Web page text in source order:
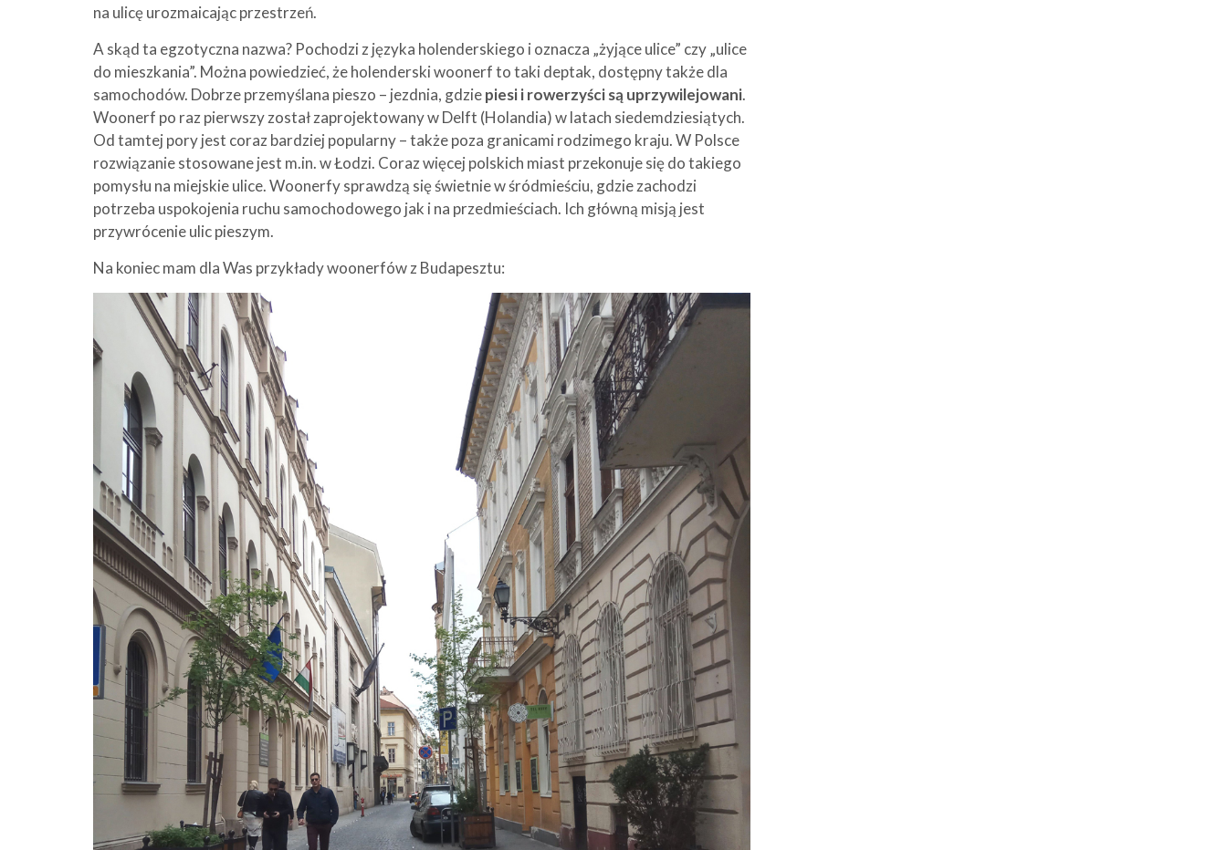
na ulicę urozmaicając przestrzeń.
A skąd ta egzotyczna nazwa? Pochodzi z języka holenderskiego i oznacza „żyjące ulice” czy „ulice
do mieszkania”. Można powiedzieć, że holenderski woonerf to taki deptak, dostępny także dla
samochodów. Dobrze przemyślana pieszo – jezdnia, gdziepiesi i rowerzyści są uprzywilejowani.
Woonerf po raz pierwszy został zaprojektowany w Delft (Holandia) w latach siedemdziesiątych.
Od tamtej pory jest coraz bardziej popularny – także poza granicami rodzimego kraju. W Polsce
rozwiązanie stosowane jest m.in. w Łodzi. Coraz więcej polskich miast przekonuje się do takiego
pomysłu na miejskie ulice. Woonerfy sprawdzą się świetnie w śródmieściu, gdzie zachodzi
potrzeba uspokojenia ruchu samochodowego jak i na przedmieściach. Ich główną misją jest
przywrócenie ulic pieszym.
Na koniec mam dla Was przykłady woonerfów z Budapesztu: